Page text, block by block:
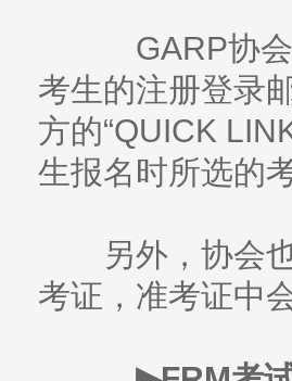
GARP协会
考生的注册登录
方的“QUICK
生报名时所选的
另外，协会也
考证，准考证中